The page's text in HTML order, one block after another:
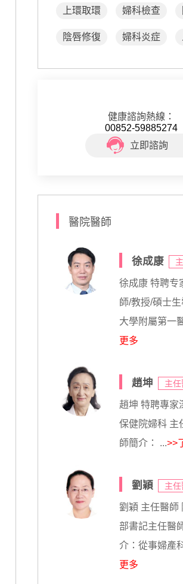
上環取環 婦科檢查
陰唇修復 婦科炎症
健康諮詢熱線：
00852-59885274
立即諮詢
醫院醫師
徐成康
徐成康 特聘专
師/教授/碩士
大學附屬第一
更多
趙坤 主任
趙坤 特聘專家
保健院婦科 主
師簡介： ...>>
劉穎 主任
劉穎 主任醫師
部書記主任醫
介：從事婦產
更多